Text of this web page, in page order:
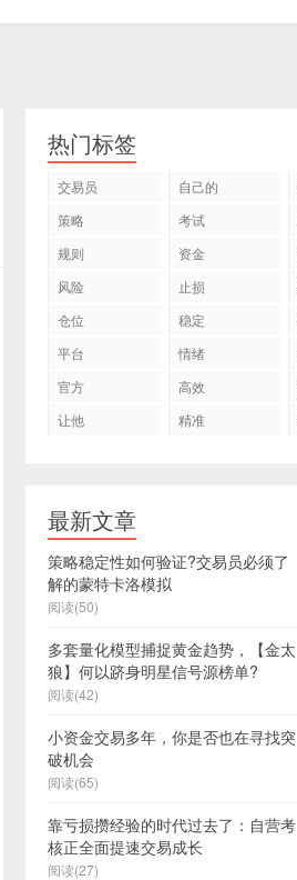
热门标签
交易员 自己的
策略
考试
规则
资金
风险
止损
仓位
稳定
平台
情绪
官方
高效
让他
精准
最新文章
策略稳定性如何验证?交易员必须了
解的蒙特卡洛模拟
阅读(50)
多套量化模型捕捉黄金趋势，【金太
狼】何以跻身明星信号源榜单?
阅读(42)
小资金交易多年，你是否也在寻找突
破机会
阅读(65)
靠亏损攒经验的时代过去了：自营考
核正全面提速交易成长
阅读(27)